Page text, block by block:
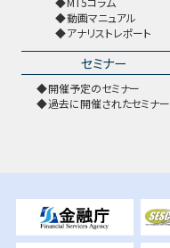
動画マニュアル
アナリストレポート
セミナー
開催予定のセミナー
過去に開催されたセミナー